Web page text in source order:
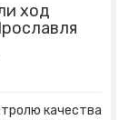
ход
качества